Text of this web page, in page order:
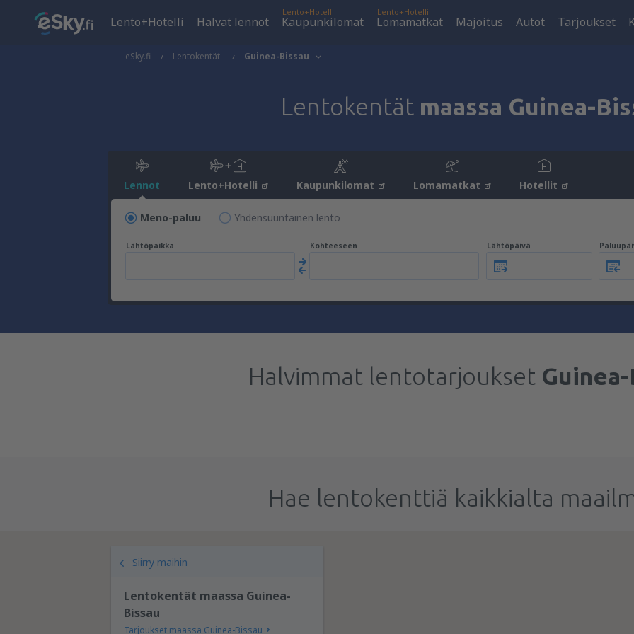
Lento+Hotelli Halvat lennot
Lento+Hotelli
Kaupunkilomat
Lento+Hotelli
Lomamatkat Majoitus Autot Tarjoukset
eSky.fi Lentokentät Guinea-Bissau
Lentokentät maassa Guinea-
Lennot Lento+Hotelli Kaupunkilomat Lomamatkat Hotellit
Meno-paluu Yhdensuuntainen lento
Lähtöpaikka Kohteeseen Lähtöpäivä
Halvimmat lentotarjoukset
Hae lentokenttiä kaikkialta
Siirry maihin
Lentokentät maassa Guinea-
Bissau
Tarjoukset maassa Guinea-Bissau